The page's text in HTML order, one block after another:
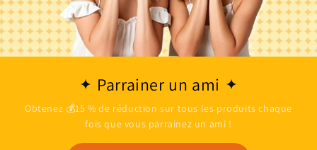
Parrainer un ami
Obtenez 💰15 % de réduction sur tous les produits chaque
fois que vous parrainez un ami !